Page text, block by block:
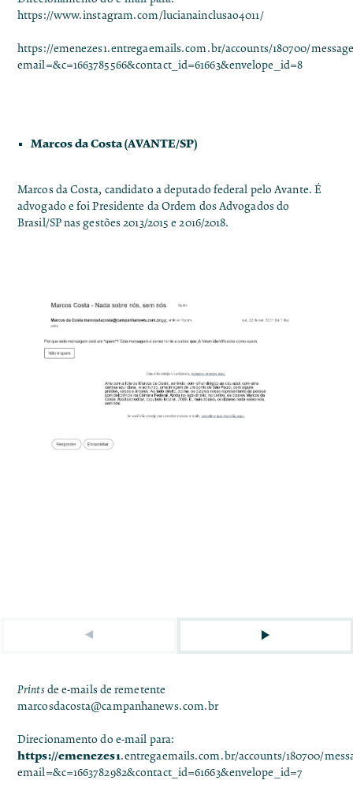
https://www.instagram.com/lucianainclusao4011/
https://emenezes1.entregaemails.com.br/accounts/180700/
email=&c=1663785566&contact_id=61663&envelope_id=8
Marcos da Costa (AVANTE/SP)
Marcos da Costa, candidato a deputado federal pelo Avante. É
advogado e foi Presidente da Ordem dos Advogados do
Brasil/SP nas gestões 2013/2015 e 2016/2018.
Printsde e-mails de remetente
marcosdacosta@campanhanews.com.br
Direcionamento do e-mail para:
https://emenezes1.entregaemails.com.br/accounts/180700/
email=&c=1663782982&contact_id=61663&envelope_id=7